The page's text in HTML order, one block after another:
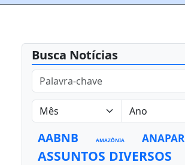
Busca Notícias
AABNB AMAZÔNIA ANAPAR
ASSUNTOS DIVERSOS